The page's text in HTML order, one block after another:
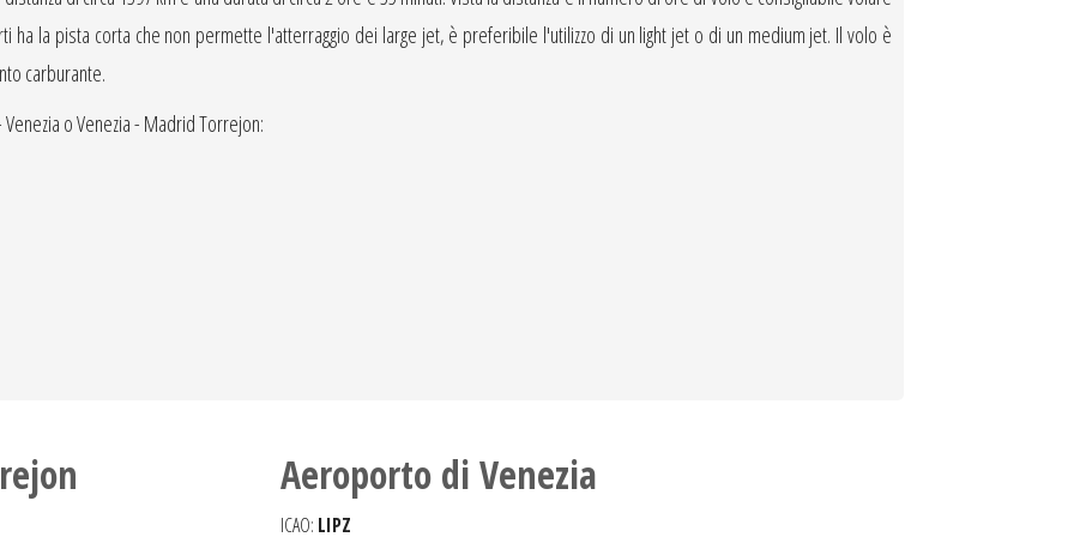
ha la pista corta che non permette l'atterraggio dei large jet, è preferibile l'utilizzo di un light jet o di un medium jet. Il volo è
carburante.
o Venezia - Madrid Torrejon:
Aeroporto di Venezia
ICAO: LIPZ